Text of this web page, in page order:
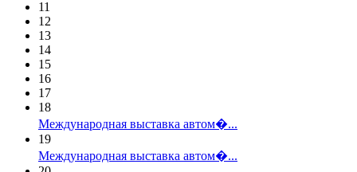
11
12
13
14
15
16
17
18
Международная выставка автом�...
19
Международная выставка автом�...